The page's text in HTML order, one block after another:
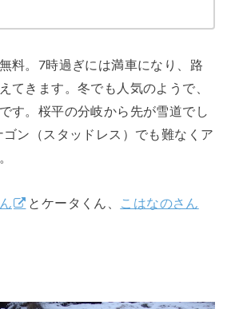
料。7時過ぎには満車になり、路
てきます。冬でも人気のようで、
す。桜平の分岐から先が雪道でし
ン（スタッドレス）でも難なくア
とケータくん、
こはなのさん